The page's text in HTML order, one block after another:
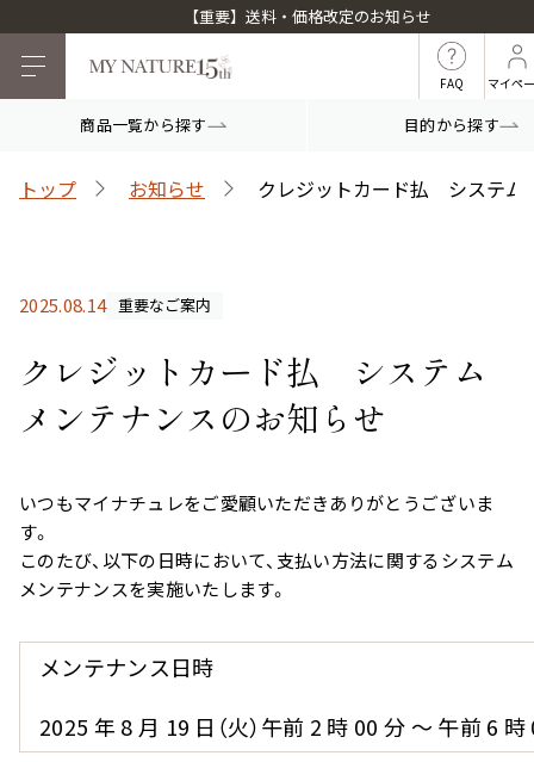
【重要】送料・価格改定のお知らせ
FAQ マイペ
商品一覧から探す
薬用スカルプシャンプー
スカルプフローラブース
スカルプリッチナイトセラ
目的から探す
トップ お知らせ クレジットカード払 システム
2025.08.14 重要なご案内
クレジットカード払 システム
メンテナンスのお知らせ
いつもマイナチュレをご愛顧いただきありがとうございま
す。
このたび、以下の日時において、支払い方法に関するシステム
メンテナンスを実施いたします。
メンテナンス日時
2025 年 8 月 19 日（火）午前 2 時 00 分 ～ 午前 6